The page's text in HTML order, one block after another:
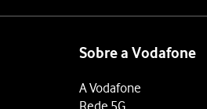
Sobre a Vodafone
A Vodafone
Rede 5G